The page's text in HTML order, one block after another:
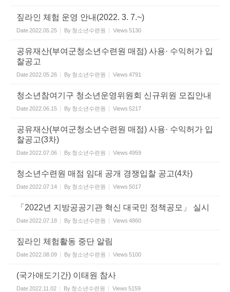
짚라인 체험 운영 안내(2022. 3. 7.~)
Date2022.05.25 By 청소년수련원 Views 5130
공유재산(부여군청소년수련원 매점) 사용· 수익허가 입
찰공고
Date2022.05.26 By 청소년수련원 Views 4791
청소년참여기구 청소년운영위원회 신규위원 모집안내
Date2022.06.15 By 청소년수련원 Views 5217
공유재산(부여군청소년수련원 매점) 사용· 수익허가 입
찰공고(3차)
Date2022.07.06 By 청소년수련원 Views 4959
청소년수련원 매점 임대 공개 경쟁입찰 공고(4차)
Date2022.07.14 By 청소년수련원 Views 5017
「2022년 지방공공기관 혁신 대국민 정책공모」 실시
Date2022.07.18 By 청소년수련원 Views 4860
짚라인 체험활동 중단 알림
Date2022.08.09 By 청소년수련원 Views 5100
(국가애도기간) 이태원 참사
Date2022.11.02 By 청소년수련원 Views 5159